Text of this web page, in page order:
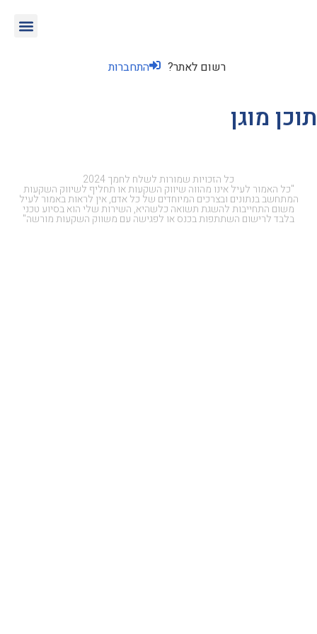
רשום לאתר? התחברות
תוכן מוגן
כל הזכויות שמורות לשלח לחמך 2024
"כל האמור לעיל אינו מהווה שיווק השקעות או תחליף לשיווק השקעות
המתחשב בנתונים ובצרכים המיוחדים של כל אדם, אין לראות באמור לעיל
משום התחייבות להשגת תשואה כלשהיא, השירות שלי הוא בסיוע טכני
בלבד לרישום השתתפות בכנס או לפגישה עם משווק השקעות מורשה"